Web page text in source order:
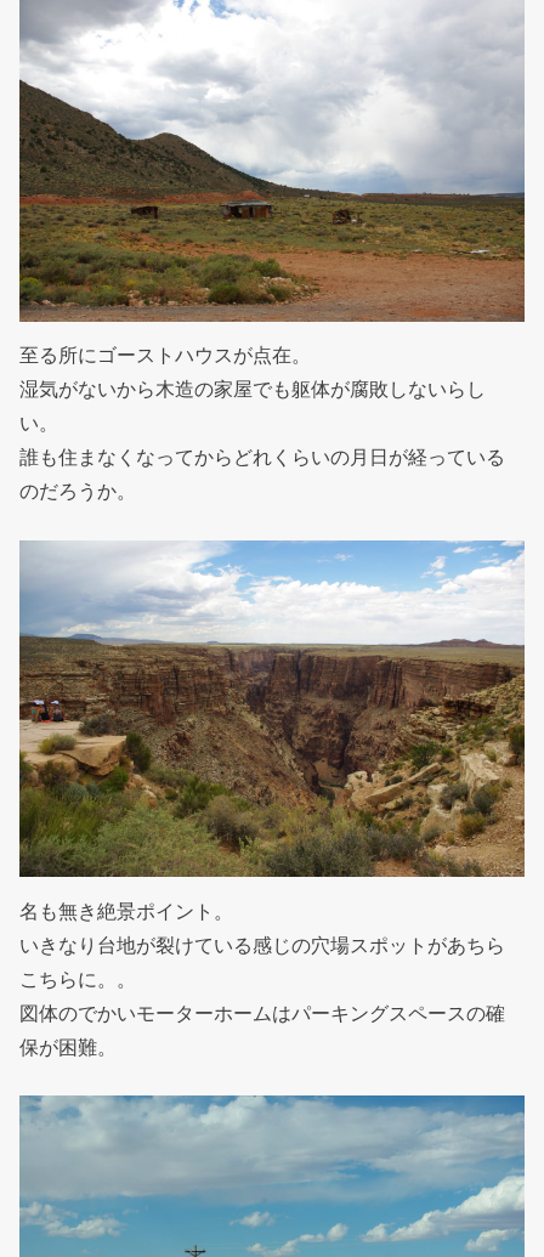
至る所にゴーストハウスが点在。
湿気がないから木造の家屋でも躯体が腐敗しないらし
い。
誰も住まなくなってからどれくらいの月日が経っている
のだろうか。
名も無き絶景ポイント。
いきなり台地が裂けている感じの穴場スポットがあちら
こちらに。。
図体のでかいモーターホームはパーキングスペースの確
保が困難。